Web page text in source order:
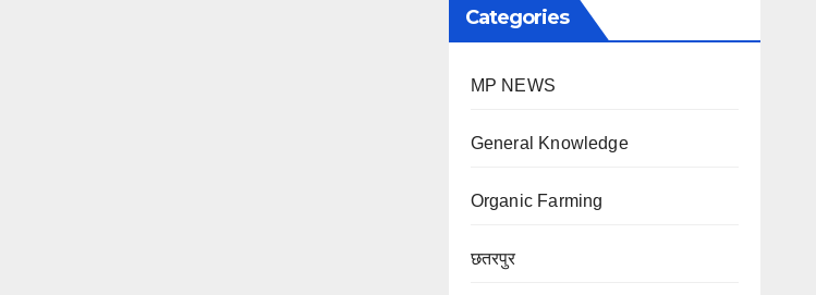
Categories
MP NEWS
General Knowledge
Organic Farming
छतरपुर